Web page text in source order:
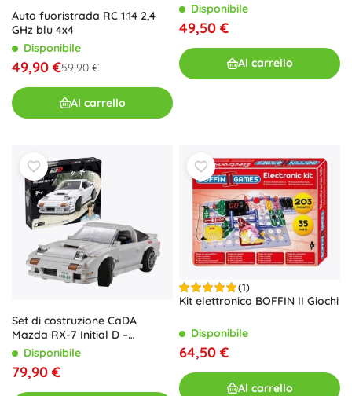
Auto fuoristrada RC 1:14 2,4
GHz blu 4x4
Disponibile
49,90 €59,90 €
Al carrello
Disponibile
49,50 €
Al carrello
Set di costruzione CaDA
Mazda RX-7 Initial D –
dettagliata auto sportiva
bianca con 1552 pezzi
Disponibile
79,90 €
(1)
Kit elettronico BOFFIN II Giochi
Disponibile
64,50 €
Al carrello